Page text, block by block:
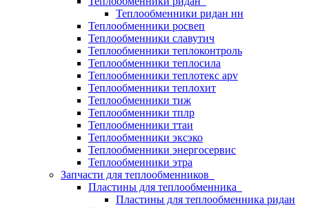
Теплообменники ридан нн
Теплообменники росвеп
Теплообменники славутич
Теплообменники теплоконтроль
Теплообменники теплосила
Теплообменники теплотекс apv
Теплообменники теплохит
Теплообменники тиж
Теплообменники тплр
Теплообменники ттаи
Теплообменники эксэко
Теплообменники энергосервис
Теплообменники этра
Запчасти для теплообменников
Пластины для теплообменника
Пластины для теплообменника ридан